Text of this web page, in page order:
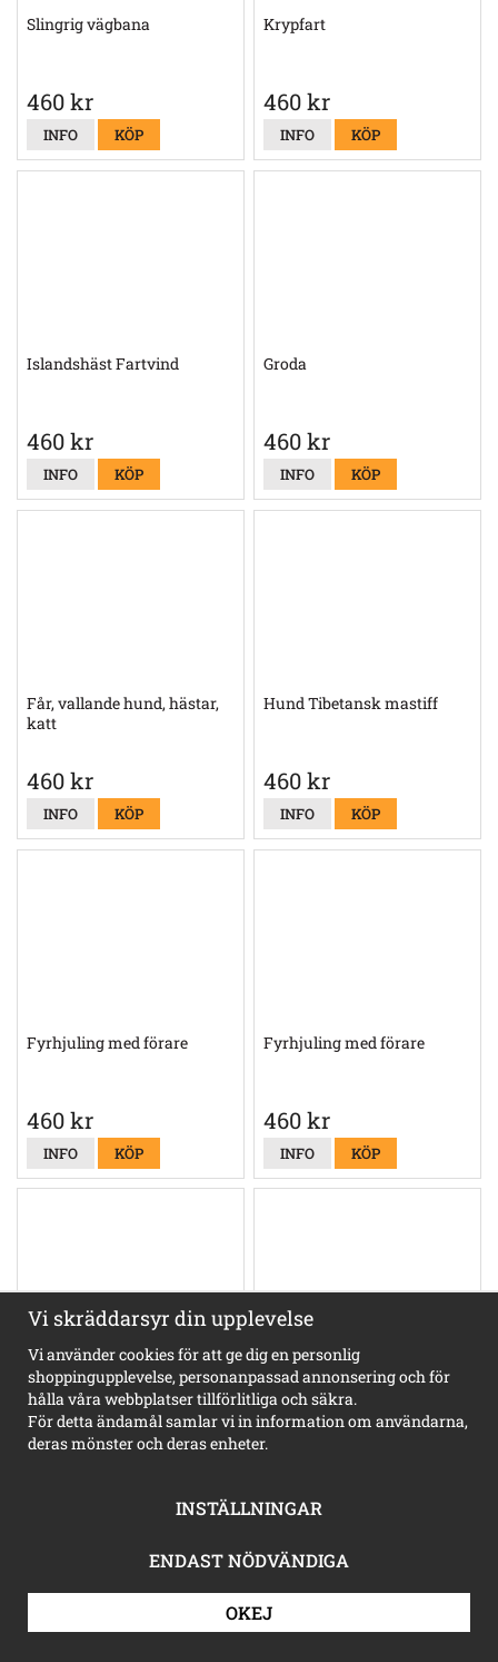
Slingrig vägbana
460 kr
INFO KÖP
Krypfart
460 kr
INFO KÖP
Islandshäst Fartvind
460 kr
INFO KÖP
Groda
460 kr
INFO KÖP
Får, vallande hund, hästar,
katt
460 kr
INFO KÖP
Hund Tibetansk mastiff
460 kr
INFO KÖP
Fyrhjuling med förare
460 kr
INFO KÖP
Fyrhjuling med förare
460 kr
INFO KÖP
Löpankor Höna tupp
460 kr
Kamel
460 kr
Vi skräddarsyr din upplevelse
Vi använder cookies för att ge dig en personlig
shoppingupplevelse, personanpassad annonsering och för
hålla våra webbplatser tillförlitliga och säkra.
För detta ändamål samlar vi in information om användarna,
deras mönster och deras enheter.
INSTÄLLNINGAR
ENDAST NÖDVÄNDIGA
OKEJ